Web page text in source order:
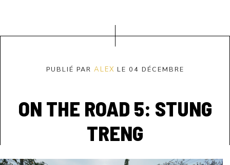
PUBLIÉ PAR ALEX LE 04 DÉCEMBRE
ON THE ROAD 5: STUNG
TRENG